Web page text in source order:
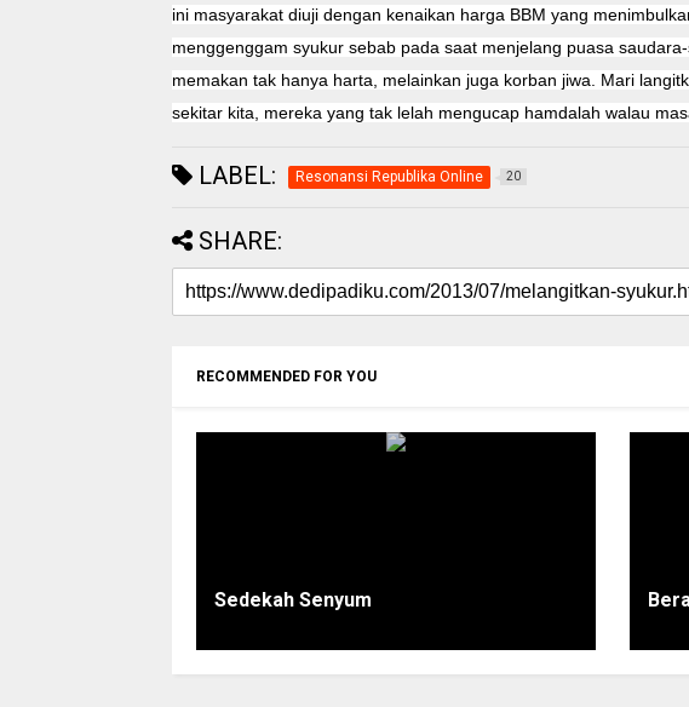
ini masyarakat diuji dengan kenaikan harga BBM yang
menggenggam syukur sebab pada saat menjelang puasa
memakan tak hanya harta, melainkan juga korban jiwa. Mari
sekitar kita, mereka yang tak lelah mengucap hamdalah walau
LABEL: Resonansi Republika Online 20
SHARE:
RECOMMENDED FOR YOU
Sedekah Senyum